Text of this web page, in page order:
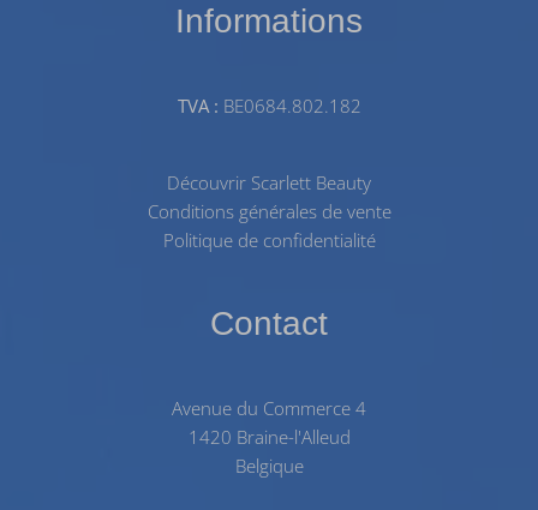
Informations
TVA : BE0684.802.182
Découvrir Scarlett Beauty
Conditions générales de vente
Politique de confidentialité
Contact
Avenue du Commerce 4
1420 Braine-l'Alleud
Belgique